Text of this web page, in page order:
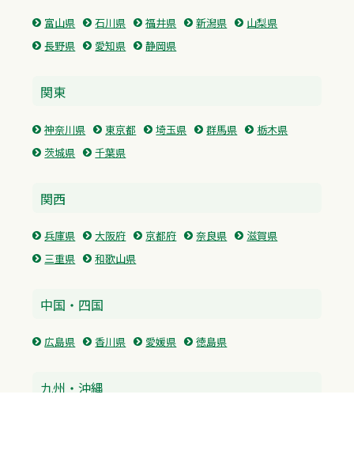
富山県 石川県 福井県 新潟県
山梨県
長野県
愛知県 静岡県
関東
神奈川県 東京都 埼玉県 群馬県
栃木県
茨城県
千葉県
関西
兵庫県 大阪府 京都府 奈良県
滋賀県
三重県
和歌山県
中国・四国
広島県 香川県 愛媛県 徳島県
九州・沖縄